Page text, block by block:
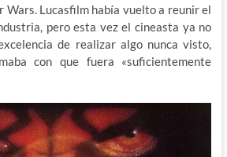
Wars. Lucasfilm había vuelto a reunir el
pero esta vez el cineasta ya no
de realizar algo nunca visto,
con que fuera «suficientemente